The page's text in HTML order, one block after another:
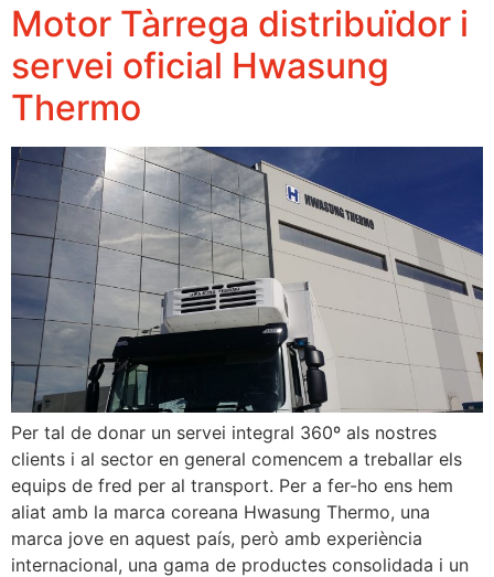
Motor Tàrrega distribuïdor i
servei oficial Hwasung
Thermo
Per tal de donar un servei integral 360º als nostres
clients i al sector en general comencem a treballar els
equips de fred per al transport. Per a fer-ho ens hem
aliat amb la marca coreana Hwasung Thermo, una
marca jove en aquest país, però amb experiència
internacional, una gama de productes consolidada i un